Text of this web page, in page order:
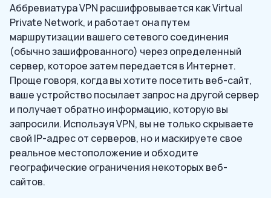
Аббревиатура VPN расшифровывается как Virtual
Private Network, и работает она путем
маршрутизации вашего сетевого соединения
(обычно зашифрованного) через определенный
сервер, которое затем передается в Интернет.
Проще говоря, когда вы хотите посетить веб-сайт,
ваше устройство посылает запрос на другой сервер
и получает обратно информацию, которую вы
запросили. Используя VPN, вы не только скрываете
свой IP-адрес от серверов, но и маскируете свое
реальное местоположение и обходите
географические ограничения некоторых веб-
сайтов.